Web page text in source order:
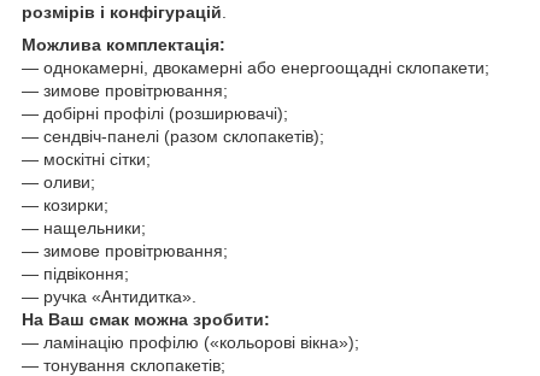
розмірів і конфігурацій
Можлива комплектація:
— однокамерні, двокамерні або енергоощадні склопакети;
— зимове провітрювання;
— добірні профілі (розширювачі);
— сендвіч-панелі (разом склопакетів);
— москітні сітки;
— оливи;
— козирки;
— нащельники;
— зимове провітрювання;
— підвіконня;
— ручка «Антидитка».
На Ваш смак можна зробити:
— ламінацію профілю («кольорові вікна»);
— тонування склопакетів;